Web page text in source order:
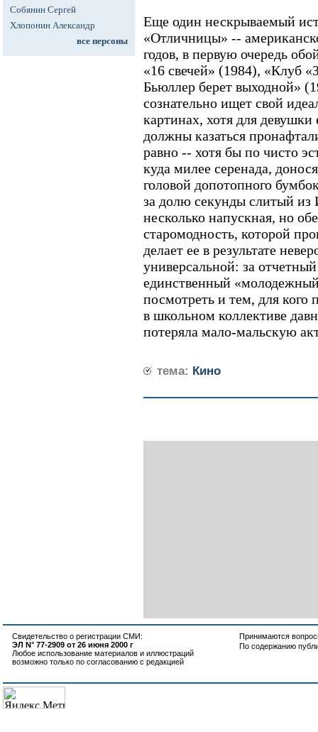
Собянин Сергей
Хлопонин Александр
все персоны
Еще один нескрываемый
«Отличницы» --
годов, в первую очередь
«16 свечей» (1984), «Клуб
Бьюллер берет выходной»
сознательно ищет свой
картинах, хотя для девушки
должны казаться
равно -- хотя бы по чисто
куда милее серенада,
головой допотопного
за долю секунды слитый из
несколько напускная, но
старомодность, которой
делает ее в результате
универсальной: за
единственный
посмотреть и тем, для
в школьном коллективе
потеряла мало-мальскую
тема: Кино
Свидетельство о регистрации СМИ:
ЭЛ N° 77-2909 от 26 июня 2000 г
Любое использование материалов и иллюстраций
возможно только по согласованию с редакцией
Принимаются
По содержанию